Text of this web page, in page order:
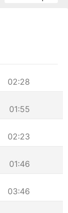
02:28
01:55
02:23
01:46
03:46